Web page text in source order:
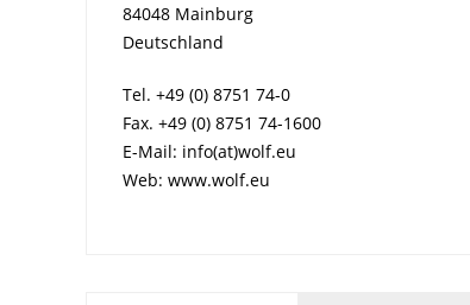
84048 Mainburg
Deutschland
Tel. +49 (0) 8751 74-0
Fax. +49 (0) 8751 74-1600
E-Mail: info(at)wolf.eu
Web: www.wolf.eu